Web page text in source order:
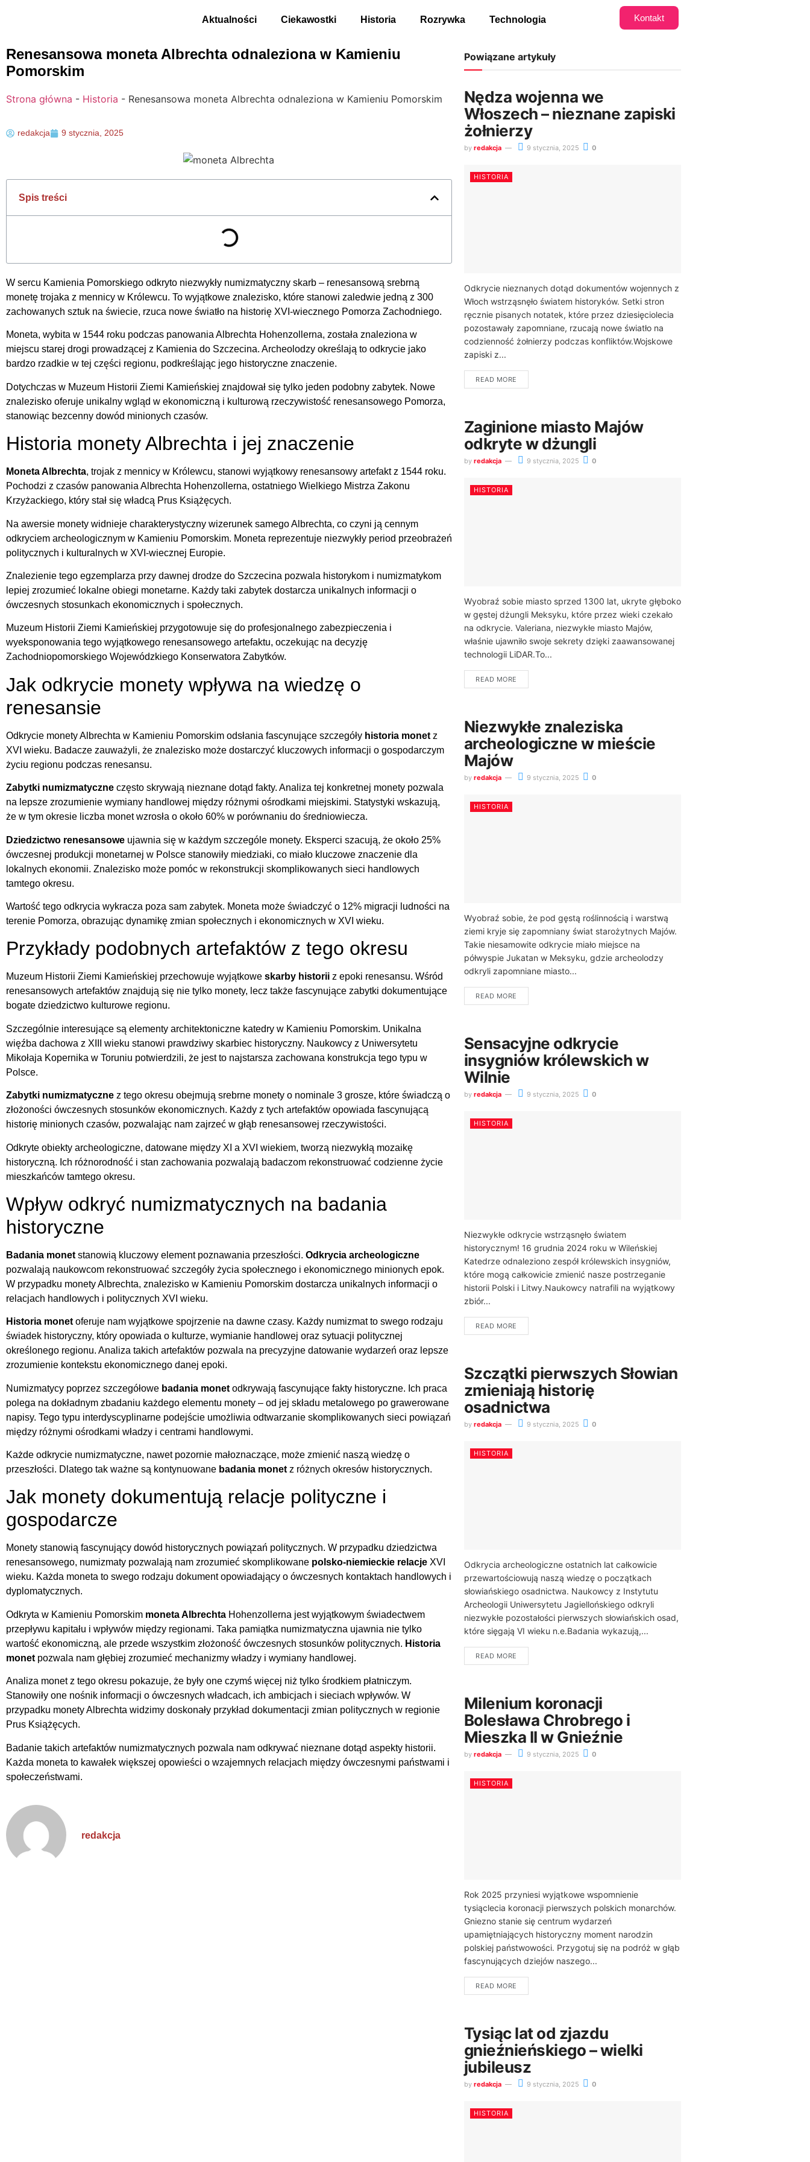
Aktualności Ciekawostki Historia Rozrywka Technologia Kontakt
Renesansowa moneta Albrechta odnaleziona w Kamieniu
Pomorskim
Strona główna - Historia - Renesansowa moneta Albrechta odnaleziona w Kamieniu Pomorskim
redakcja 9 stycznia, 2025
Spis treści
W sercu Kamienia Pomorskiego odkryto niezwykły numizmatyczny skarb – renesansową srebrną
monetę trojaka z mennicy w Królewcu. To wyjątkowe znalezisko, które stanowi zaledwie jedną z 300
zachowanych sztuk na świecie, rzuca nowe światło na historię XVI-wiecznego Pomorza Zachodniego.
Moneta, wybita w 1544 roku podczas panowania Albrechta Hohenzollerna, została znaleziona w
miejscu starej drogi prowadzącej z Kamienia do Szczecina. Archeolodzy określają to odkrycie jako
bardzo rzadkie w tej części regionu, podkreślając jego historyczne znaczenie.
Dotychczas w Muzeum Historii Ziemi Kamieńskiej znajdował się tylko jeden podobny zabytek. Nowe
znalezisko oferuje unikalny wgląd w ekonomiczną i kulturową rzeczywistość renesansowego Pomorza,
stanowiąc bezcenny dowód minionych czasów.
Historia monety Albrechta i jej znaczenie
Moneta Albrechta, trojak z mennicy w Królewcu, stanowi wyjątkowy renesansowy artefakt z 1544 roku.
Pochodzi z czasów panowania Albrechta Hohenzollerna, ostatniego Wielkiego Mistrza Zakonu
Krzyżackiego, który stał się władcą Prus Książęcych.
Na awersie monety widnieje charakterystyczny wizerunek samego Albrechta, co czyni ją cennym
odkryciem archeologicznym w Kamieniu Pomorskim. Moneta reprezentuje niezwykły period przeobrażeń
politycznych i kulturalnych w XVI-wiecznej Europie.
Znalezienie tego egzemplarza przy dawnej drodze do Szczecina pozwala historykom i numizmatykom
lepiej zrozumieć lokalne obiegi monetarne. Każdy taki zabytek dostarcza unikalnych informacji o
ówczesnych stosunkach ekonomicznych i społecznych.
Muzeum Historii Ziemi Kamieńskiej przygotowuje się do profesjonalnego zabezpieczenia i
wyeksponowania tego wyjątkowego renesansowego artefaktu, oczekując na decyzję
Zachodniopomorskiego Wojewódzkiego Konserwatora Zabytków.
Jak odkrycie monety wpływa na wiedzę o
renesansie
Odkrycie monety Albrechta w Kamieniu Pomorskim odsłania fascynujące szczegóły historia monet z
XVI wieku. Badacze zauważyli, że znalezisko może dostarczyć kluczowych informacji o gospodarczym
życiu regionu podczas renesansu.
Zabytki numizmatyczne często skrywają nieznane dotąd fakty. Analiza tej konkretnej monety pozwala
na lepsze zrozumienie wymiany handlowej między różnymi ośrodkami miejskimi. Statystyki wskazują,
że w tym okresie liczba monet wzrosła o około 60% w porównaniu do średniowiecza.
Dziedzictwo renesansowe ujawnia się w każdym szczególe monety. Eksperci szacują, że około 25%
ówczesnej produkcji monetarnej w Polsce stanowiły miedziaki, co miało kluczowe znaczenie dla
lokalnych ekonomii. Znalezisko może pomóc w rekonstrukcji skomplikowanych sieci handlowych
tamtego okresu.
Wartość tego odkrycia wykracza poza sam zabytek. Moneta może świadczyć o 12% migracji ludności na
terenie Pomorza, obrazując dynamikę zmian społecznych i ekonomicznych w XVI wieku.
Przykłady podobnych artefaktów z tego okresu
Muzeum Historii Ziemi Kamieńskiej przechowuje wyjątkowe skarby historii z epoki renesansu. Wśród
renesansowych artefaktów znajdują się nie tylko monety, lecz także fascynujące zabytki dokumentujące
bogate dziedzictwo kulturowe regionu.
Szczególnie interesujące są elementy architektoniczne katedry w Kamieniu Pomorskim. Unikalna
więźba dachowa z XIII wieku stanowi prawdziwy skarbiec historyczny. Naukowcy z Uniwersytetu
Mikołaja Kopernika w Toruniu potwierdzili, że jest to najstarsza zachowana konstrukcja tego typu w
Polsce.
Zabytki numizmatyczne z tego okresu obejmują srebrne monety o nominale 3 grosze, które świadczą o
złożoności ówczesnych stosunków ekonomicznych. Każdy z tych artefaktów opowiada fascynującą
historię minionych czasów, pozwalając nam zajrzeć w głąb renesansowej rzeczywistości.
Odkryte obiekty archeologiczne, datowane między XI a XVI wiekiem, tworzą niezwykłą mozaikę
historyczną. Ich różnorodność i stan zachowania pozwalają badaczom rekonstruować codzienne życie
mieszkańców tamtego okresu.
Wpływ odkryć numizmatycznych na badania
historyczne
Badania monet stanowią kluczowy element poznawania przeszłości. Odkrycia archeologiczne
pozwalają naukowcom rekonstruować szczegóły życia społecznego i ekonomicznego minionych epok.
W przypadku monety Albrechta, znalezisko w Kamieniu Pomorskim dostarcza unikalnych informacji o
relacjach handlowych i politycznych XVI wieku.
Historia monet oferuje nam wyjątkowe spojrzenie na dawne czasy. Każdy numizmat to swego rodzaju
świadek historyczny, który opowiada o kulturze, wymianie handlowej oraz sytuacji politycznej
określonego regionu. Analiza takich artefaktów pozwala na precyzyjne datowanie wydarzeń oraz lepsze
zrozumienie kontekstu ekonomicznego danej epoki.
Numizmatycy poprzez szczegółowe badania monet odkrywają fascynujące fakty historyczne. Ich praca
polega na dokładnym zbadaniu każdego elementu monety – od jej składu metalowego po grawerowane
napisy. Tego typu interdyscyplinarne podejście umożliwia odtwarzanie skomplikowanych sieci powiązań
między różnymi ośrodkami władzy i centrami handlowymi.
Każde odkrycie numizmatyczne, nawet pozornie małoznaczące, może zmienić naszą wiedzę o
przeszłości. Dlatego tak ważne są kontynuowane badania monet z różnych okresów historycznych.
Jak monety dokumentują relacje polityczne i
gospodarcze
Monety stanowią fascynujący dowód historycznych powiązań politycznych. W przypadku dziedzictwa
renesansowego, numizmaty pozwalają nam zrozumieć skomplikowane polsko-niemieckie relacje XVI
wieku. Każda moneta to swego rodzaju dokument opowiadający o ówczesnych kontaktach handlowych i
dyplomatycznych.
Odkryta w Kamieniu Pomorskim moneta Albrechta Hohenzollerna jest wyjątkowym świadectwem
przepływu kapitału i wpływów między regionami. Taka pamiątka numizmatyczna ujawnia nie tylko
wartość ekonomiczną, ale przede wszystkim złożoność ówczesnych stosunków politycznych. Historia
monet pozwala nam głębiej zrozumieć mechanizmy władzy i wymiany handlowej.
Analiza monet z tego okresu pokazuje, że były one czymś więcej niż tylko środkiem płatniczym.
Stanowiły one nośnik informacji o ówczesnych władcach, ich ambicjach i sieciach wpływów. W
przypadku monety Albrechta widzimy doskonały przykład dokumentacji zmian politycznych w regionie
Prus Książęcych.
Badanie takich artefaktów numizmatycznych pozwala nam odkrywać nieznane dotąd aspekty historii.
Każda moneta to kawałek większej opowieści o wzajemnych relacjach między ówczesnymi państwami i
społeczeństwami.
redakcja
Powiązane artykuły
Nędza wojenna we
Włoszech – nieznane zapiski
żołnierzy
by redakcja 9 stycznia, 2025 0
HISTORIA
Odkrycie nieznanych dotąd dokumentów wojennych z
Włoch wstrząsnęło światem historyków. Setki stron
ręcznie pisanych notatek, które przez dziesięciolecia
pozostawały zapomniane, rzucają nowe światło na
codzienność żołnierzy podczas konfliktów.Wojskowe
zapiski z...
READ MORE
Zaginione miasto Majów
odkryte w dżungli
by redakcja 9 stycznia, 2025 0
HISTORIA
Wyobraź sobie miasto sprzed 1300 lat, ukryte głęboko
w gęstej dżungli Meksyku, które przez wieki czekało
na odkrycie. Valeriana, niezwykłe miasto Majów,
właśnie ujawniło swoje sekrety dzięki zaawansowanej
technologii LiDAR.To...
READ MORE
Niezwykłe znaleziska
archeologiczne w mieście
Majów
by redakcja 9 stycznia, 2025 0
HISTORIA
Wyobraź sobie, że pod gęstą roślinnością i warstwą
ziemi kryje się zapomniany świat starożytnych Majów.
Takie niesamowite odkrycie miało miejsce na
półwyspie Jukatan w Meksyku, gdzie archeolodzy
odkryli zapomniane miasto...
READ MORE
Sensacyjne odkrycie
insygniów królewskich w
Wilnie
by redakcja 9 stycznia, 2025 0
HISTORIA
Niezwykłe odkrycie wstrząsnęło światem
historycznym! 16 grudnia 2024 roku w Wileńskiej
Katedrze odnaleziono zespół królewskich insygniów,
które mogą całkowicie zmienić nasze postrzeganie
historii Polski i Litwy.Naukowcy natrafili na wyjątkowy
zbiór...
READ MORE
Szczątki pierwszych Słowian
zmieniają historię
osadnictwa
by redakcja 9 stycznia, 2025 0
HISTORIA
Odkrycia archeologiczne ostatnich lat całkowicie
przewartościowują naszą wiedzę o początkach
słowiańskiego osadnictwa. Naukowcy z Instytutu
Archeologii Uniwersytetu Jagiellońskiego odkryli
niezwykłe pozostałości pierwszych słowiańskich osad,
które sięgają VI wieku n.e.Badania wykazują,...
READ MORE
Milenium koronacji
Bolesława Chrobrego i
Mieszka II w Gnieźnie
by redakcja 9 stycznia, 2025 0
HISTORIA
Rok 2025 przyniesi wyjątkowe wspomnienie
tysiąclecia koronacji pierwszych polskich monarchów.
Gniezno stanie się centrum wydarzeń
upamiętniających historyczny moment narodzin
polskiej państwowości. Przygotuj się na podróż w głąb
fascynujących dziejów naszego...
READ MORE
Tysiąc lat od zjazdu
gnieźnieńskiego – wielki
jubileusz
by redakcja 9 stycznia, 2025 0
HISTORIA